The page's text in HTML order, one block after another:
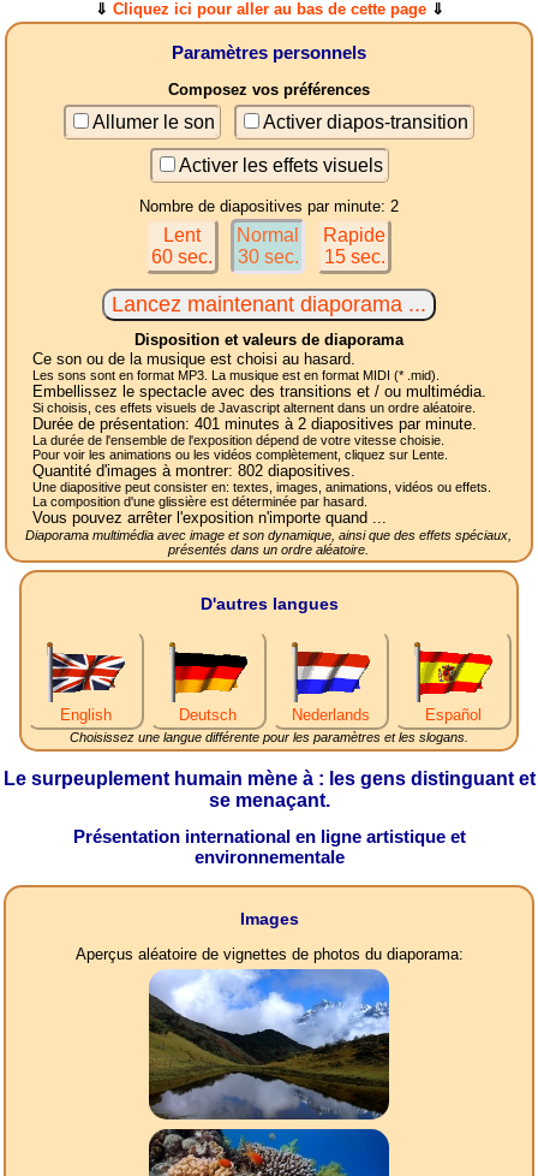
⇓ Cliquez ici pour aller au bas de cette page⇓
Paramètres personnels
Composez vos préférences
Allumer le son Activer diapos-transition
Activer les effets visuels
Nombre de diapositives par minute: 2
Lent
60 sec.
Normal
30 sec.
Rapide
15 sec.
Disposition et valeurs de diaporama
Ce son ou de la musique est choisi au hasard.
Les sons sont en format MP3. La musique est en format MIDI (* .mid).
Embellissez le spectacle avec des transitions et / ou multimédia.
Si choisis, ces effets visuels de Javascript alternent dans un ordre aléatoire.
Durée de présentation: 401 minutes à 2 diapositives par minute.
La durée de l'ensemble de l'exposition dépend de votre vitesse choisie.
Pour voir les animations ou les vidéos complètement, cliquez sur Lente.
Quantité d'images à montrer: 802diapositives.
Une diapositive peut consister en: textes, images, animations, vidéos ou effets.
La composition d'une glissière est déterminée par hasard.
Vous pouvez arrêter l'exposition n'importe quand ...
Diaporama multimédia avec image et son dynamique, ainsi que des effets spéciaux,
présentés dans un ordre aléatoire.
D'autres langues
English Deutsch Nederlands Español
Choisissez une langue différente pour les paramètres et les slogans.
Le surpeuplement humain mène à : les gens distinguant et
se menaçant.
Présentation international en ligne artistique et
environnementale
Images
Aperçus aléatoire de vignettes de photos du diaporama: